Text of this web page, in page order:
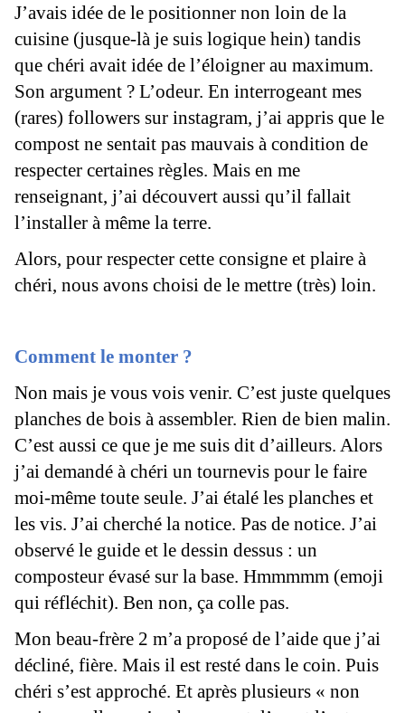
J’avais idée de le positionner non loin de la
cuisine (jusque-là je suis logique hein) tandis
que chéri avait idée de l’éloigner au maximum.
Son argument ? L’odeur. En interrogeant mes
(rares) followers sur instagram, j’ai appris que le
compost ne sentait pas mauvais à condition de
respecter certaines règles. Mais en me
renseignant, j’ai découvert aussi qu’il fallait
l’installer à même la terre.
Alors, pour respecter cette consigne et plaire à
chéri, nous avons choisi de le mettre (très) loin.
Comment le monter ?
Non mais je vous vois venir. C’est juste quelques
planches de bois à assembler. Rien de bien malin.
C’est aussi ce que je me suis dit d’ailleurs. Alors
j’ai demandé à chéri un tournevis pour le faire
moi-même toute seule. J’ai étalé les planches et
les vis. J’ai cherché la notice. Pas de notice. J’ai
observé le guide et le dessin dessus : un
composteur évasé sur la base. Hmmmmm (emoji
qui réfléchit). Ben non, ça colle pas.
Mon beau-frère 2 m’a proposé de l’aide que j’ai
décliné, fière. Mais il est resté dans le coin. Puis
chéri s’est approché. Et après plusieurs « non